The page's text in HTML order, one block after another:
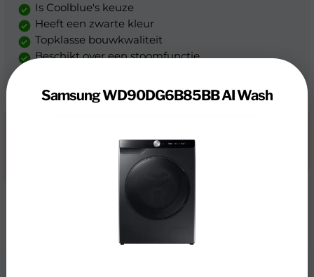
Is Coolblue's keuze
Heeft een zwarte kleur
Topklasse bouwkwaliteit
Beschikt over een stoomfunctie
Niet milieuvriendelijk
Niet erg energiezuinig
Samsung WD90DG6B85BB AI Wash